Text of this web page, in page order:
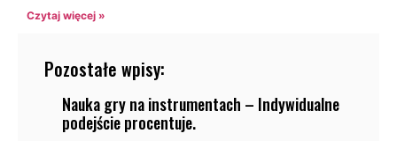
Czytaj więcej »
Pozostałe wpisy:
Nauka gry na instrumentach – Indywidualne
podejście procentuje.